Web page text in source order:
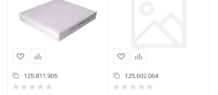
125.811.905 125.602.064